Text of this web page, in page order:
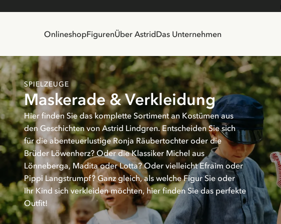
OnlineshopFigurenÜber AstridDas Unternehmen
SPIELZEUGE
Maskerade & Verkleidung
Hier finden Sie das komplette Sortiment an Kostümen aus
den Geschichten von Astrid Lindgren. Entscheiden Sie sich
für die abenteuerlustige Ronja Räubertochter oder die
Brüder Löwenherz? Oder die Klassiker Michel aus
Lönneberga, Madita oder Lotta? Oder vielleicht Efraim oder
Pippi Langstrumpf? Ganz gleich, als welche Figur Sie oder
Ihr Kind sich verkleiden möchten, hier finden Sie das perfekte
Outfit!